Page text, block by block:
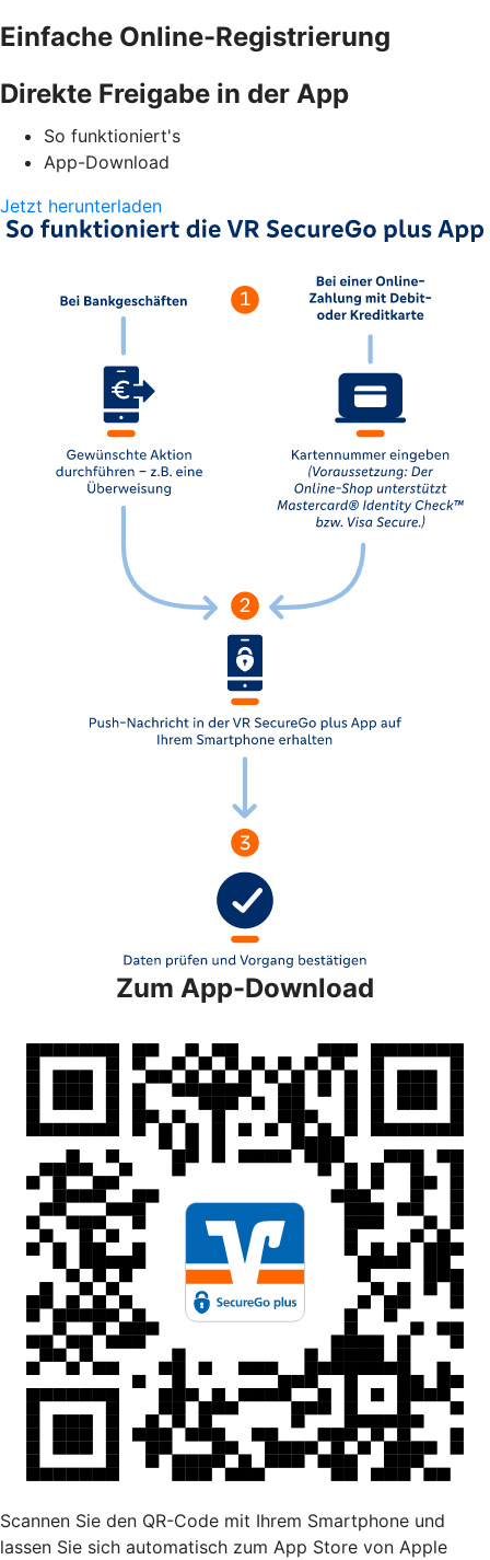
Einfache Online-Registrierung
Direkte Freigabe in der App
So funktioniert's
App-Download
Jetzt herunterladen
Zum App-Download
Scannen Sie den QR-Code mit Ihrem Smartphone und
lassen Sie sich automatisch zum App Store von Apple